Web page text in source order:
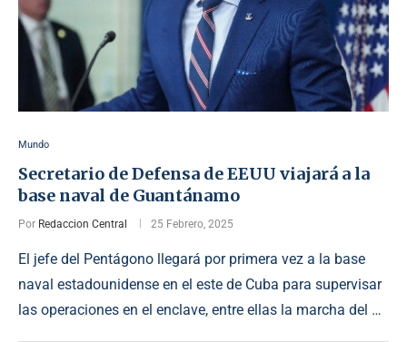
Mundo
Secretario de Defensa de EEUU viajará a la
base naval de Guantánamo
Por Redaccion Central 25 Febrero, 2025
El jefe del Pentágono llegará por primera vez a la base
naval estadounidense en el este de Cuba para supervisar
las operaciones en el enclave, entre ellas la marcha del …